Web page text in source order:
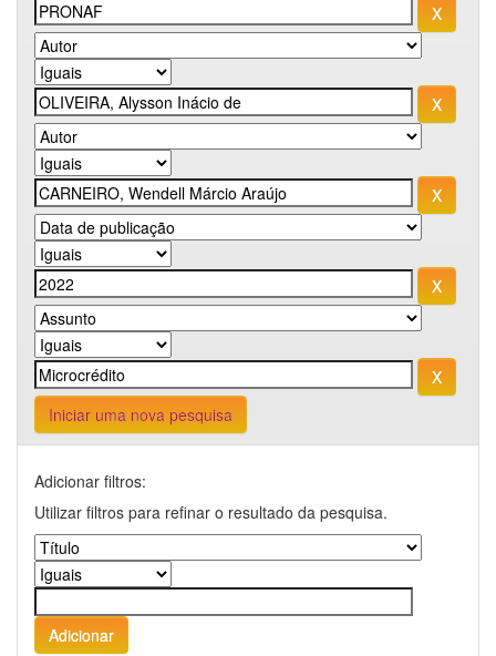
Iniciar uma nova pesquisa
Adicionar filtros:
Utilizar filtros para refinar o resultado da pesquisa.